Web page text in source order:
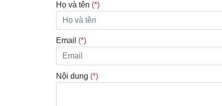
Họ và tên (*)
Email (*)
Nội dung (*)